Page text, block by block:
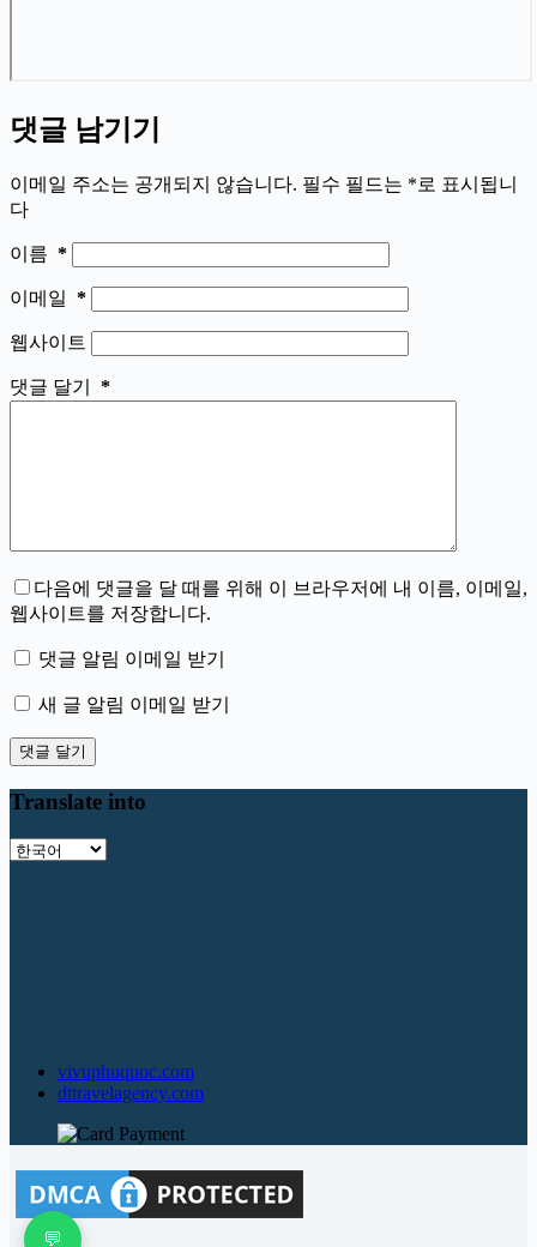
댓글 남기기
이메일 주소는 공개되지 않습니다. 필수 필드는 *로 표시됩니
다
이름 *
이메일 *
웹사이트
댓글 달기 *
다음에 댓글을 달 때를 위해 이 브라우저에 내 이름, 이메일,
웹사이트를 저장합니다.
댓글 알림 이메일 받기
새 글 알림 이메일 받기
댓글 달기
Translate into
Translate
vivuphuquoc.com
dttravelagency.com
💬